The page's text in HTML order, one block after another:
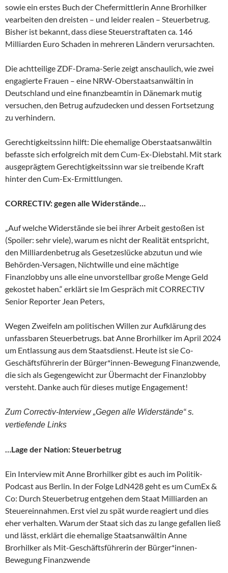
sowie ein erstes Buch der Chefermittlerin Anne Brorhilker
vearbeiten den dreisten – und leider realen – Steuerbetrug.
Bisher ist bekannt, dass diese Steuerstraftaten ca. 146
Milliarden Euro Schaden in mehreren Ländern verursachten.
Die achtteilige ZDF-Drama-Serie zeigt anschaulich, wie zwei
engagierte Frauen – eine NRW-Oberstaatsanwältin in
Deutschland und eine finanzbeamtin in Dänemark mutig
versuchen, den Betrug aufzudecken und dessen Fortsetzung
zu verhindern.
Gerechtigkeitssinn hilft: Die ehemalige Oberstaatsanwältin
befasste sich erfolgreich mit dem Cum-Ex-Diebstahl. Mit stark
ausgeprägtem Gerechtigkeitssinn war sie treibende Kraft
hinter den Cum-Ex-Ermittlungen.
CORRECTIV: gegen alle Widerstände…
„Auf welche Widerstände sie bei ihrer Arbeit gestoßen ist
(Spoiler: sehr viele), warum es nicht der Realität entspricht,
den Milliardenbetrug als Gesetzeslücke abzutun und wie
Behörden-Versagen, Nichtwille und eine mächtige
Finanzlobby uns alle eine unvorstellbar große Menge Geld
gekostet haben.“ erklärt sie Im Gespräch mit CORRECTIV
Senior Reporter Jean Peters,
Wegen Zweifeln am politischen Willen zur Aufklärung des
unfassbaren Steuerbetrugs. bat Anne Brorhilker im April 2024
um Entlassung aus dem Staatsdienst. Heute ist sie Co-
Geschäftsführerin der Bürger*innen-Bewegung Finanzwende,
die sich als Gegengewicht zur Übermacht der Finanzlobby
versteht. Danke auch für dieses mutige Engagement!
Zum Correctiv-Interview „Gegen alle Widerstände“ s.
vertiefende Links
…Lage der Nation: Steuerbetrug
Ein Interview mit Anne Brorhilker gibt es auch im Politik-
Podcast aus Berlin. In der Folge LdN428 geht es um CumEx &
Co: Durch Steuerbetrug entgehen dem Staat Milliarden an
Steuereinnahmen. Erst viel zu spät wurde reagiert und dies
eher verhalten. Warum der Staat sich das zu lange gefallen ließ
und lässt, erklärt die ehemalige Staatsanwältin Anne
Brorhilker als Mit-Geschäftsführerin der Bürger*innen-
Bewegung Finanzwende